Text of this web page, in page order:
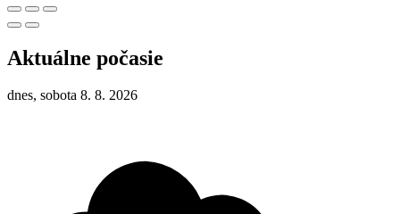
Aktuálne počasie
dnes, sobota 8. 8. 2026